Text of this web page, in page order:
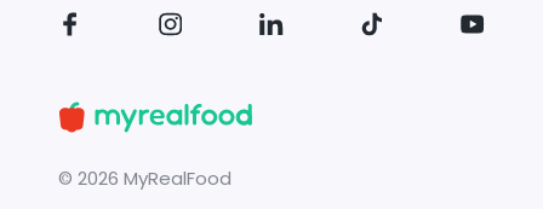
© 2026 MyRealFood